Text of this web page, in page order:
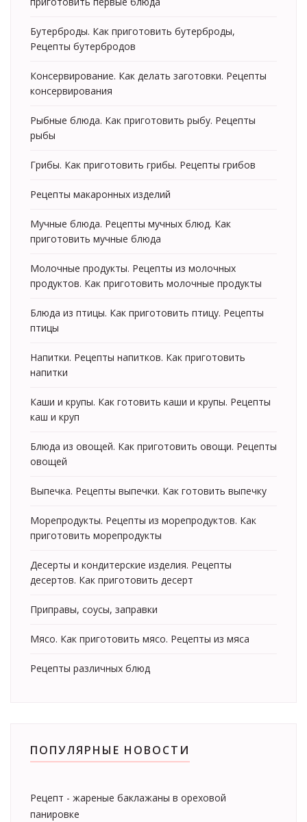
Бутерброды. Как приготовить бутерброды,
Рецепты бутербродов
Консервирование. Как делать заготовки. Рецепты
консервирования
Рыбные блюда. Как приготовить рыбу. Рецепты
рыбы
Грибы. Как приготовить грибы. Рецепты грибов
Рецепты макаронных изделий
Мучные блюда. Рецепты мучных блюд. Как
приготовить мучные блюда
Молочные продукты. Рецепты из молочных
продуктов. Как приготовить молочные продукты
Блюда из птицы. Как приготовить птицу. Рецепты
птицы
Напитки. Рецепты напитков. Как приготовить
напитки
Каши и крупы. Как готовить каши и крупы. Рецепты
каш и круп
Блюда из овощей. Как приготовить овощи. Рецепты
овощей
Выпечка. Рецепты выпечки. Как готовить выпечку
Морепродукты. Рецепты из морепродуктов. Как
приготовить морепродукты
Десерты и кондитерские изделия. Рецепты
десертов. Как приготовить десерт
Приправы, соусы, заправки
Мясо. Как приготовить мясо. Рецепты из мяса
Рецепты различных блюд
ПОПУЛЯРНЫЕ НОВОСТИ
Рецепт - жареные баклажаны в ореховой
панировке